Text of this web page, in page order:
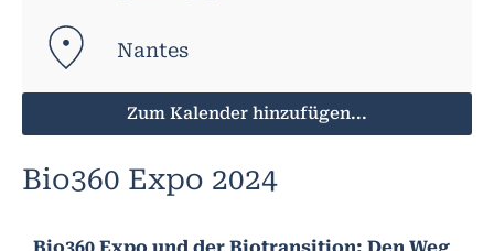
Nantes
Zum Kalender hinzufügen...
Bio360 Expo 2024
Bio360 Expo und der Biotransition: Den Weg